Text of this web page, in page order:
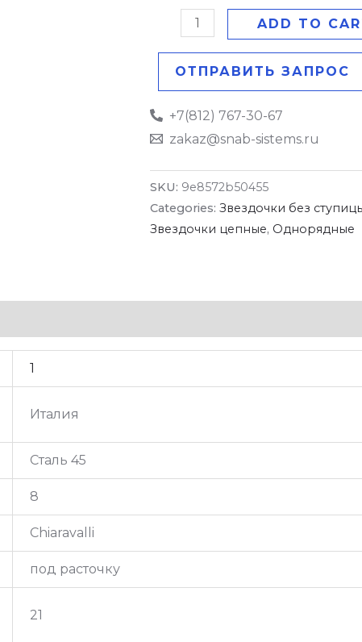
ADD TO
ОТПРАВИТЬ ЗАПРОС
+7(812) 767-30-67
zakaz@snab-sistems.ru
SKU: 9e8572b50455
Categories: Звездочки без
Звездочки цепные, Однорядные
1
Италия
Сталь 45
8
Chiaravalli
под расточку
21